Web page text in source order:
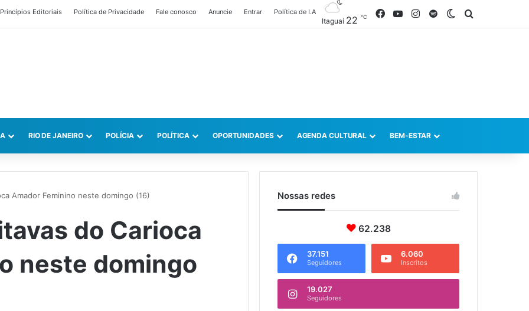
Princípios Editoriais Política de Privacidade Fale conosco Anuncie Entrar Política de I.A
Itaguaí 22 ℃ FacebookYouTubeInstagram
SpotifySwitch skin
RIO DE JANEIRO POLÍCIA POLÍTICA OPORTUNIDADES AGENDA CULTURAL BEM-ESTAR
Amador Feminino neste domingo (16)
do Carioca
neste domingo
Nossas redes
62.238
37.151
Seguidores
6.060
Inscritos
19.027
Seguidores